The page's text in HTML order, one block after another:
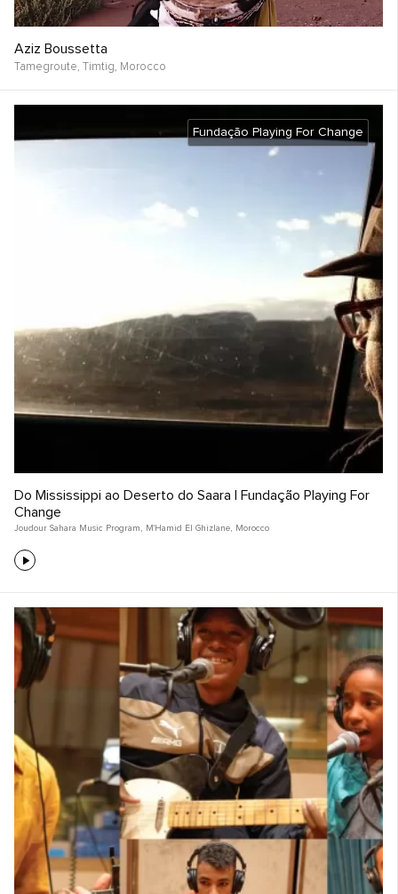
Aziz Boussetta
Tamegroute, Timtig, Morocco
Fundação Playing For Change
Do Mississippi ao Deserto do Saara | Fundação Playing For
Change
Joudour Sahara Music Program , M'Hamid El Ghizlane, Morocco